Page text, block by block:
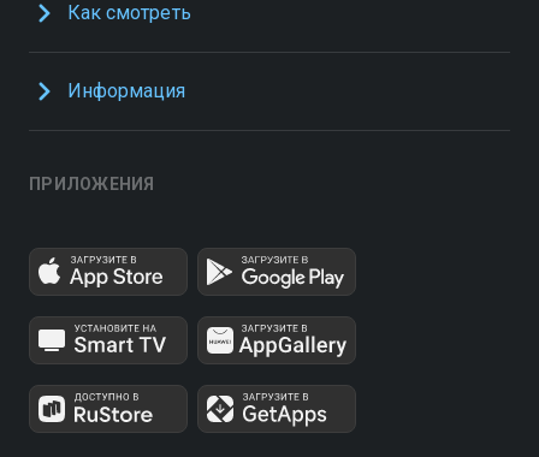
Как смотреть
Информация
ПРИЛОЖЕНИЯ